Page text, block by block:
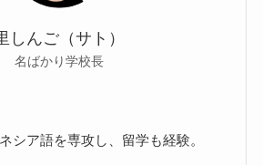
しんご（サト）
名ばかり学校長
シア語を専攻し、留学も経験。